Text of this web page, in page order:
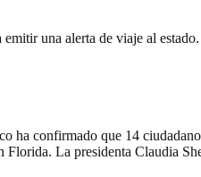
una alerta de viaje al estado.
ha confirmado que 14
La presidenta Claudia